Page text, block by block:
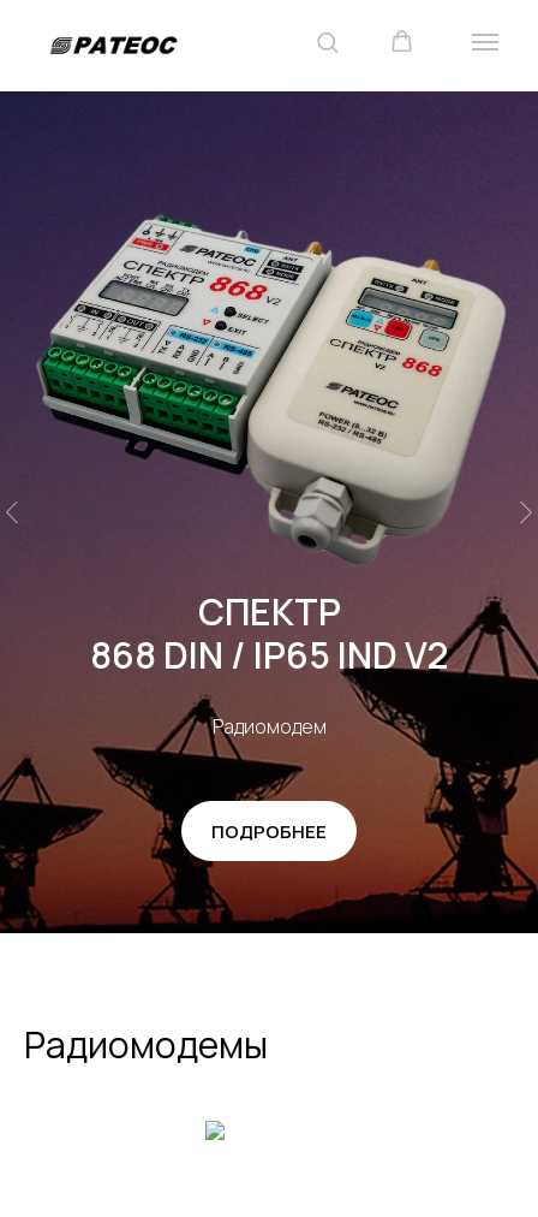
СПЕКТР
868 DIN / IP65 IND V2
Радиомодем
ПОДРОБНЕЕ
Радиомодемы